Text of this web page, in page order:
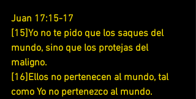
Juan 17:15-17
[15]Yo no te pido que los saques del
mundo, sino que los protejas del
maligno.
[16]Ellos no pertenecen al mundo, tal
como Yo no pertenezco al mundo.